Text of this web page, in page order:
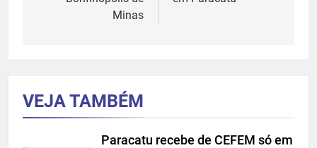
Minas
VEJA TAMBÉM
Paracatu recebe de CEFEM só em